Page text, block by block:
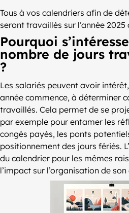
Tous à vos calendriers afin de
seront travaillés sur l’année 2025
Pourquoi
nombre de jours
?
Les salariés peuvent avoir
année commence, à déterminer
travaillés. Cela permet de se
par exemple pour entamer les
congés payés, les ponts
positionnement des jours fériés.
du calendrier pour les mêmes
l’impact sur l’organisation de